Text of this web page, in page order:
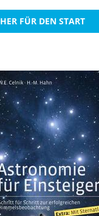
FÜR DEN START